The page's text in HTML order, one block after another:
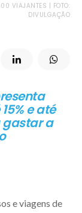
VIAJANTES | FOTO:
DIVULGAÇÃO
e até
gastar a
e viagens de